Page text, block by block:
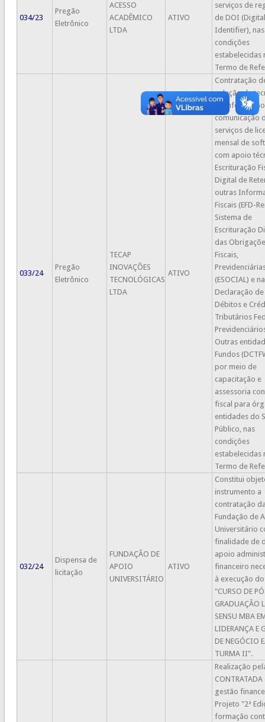
034/23
Pregão
Eletrônico
ACESSO
ACADÊMICO
LTDA
ATIVO
serviços de
de DOI
Identifier), nas
condições
estabelecidas
Termo de
033/24
Pregão
Eletrônico
TECAP
INOVAÇÕES
TECNOLÓGICAS
LTDA
ATIVO
Contratação
solução de
da
comunicação
serviços de
mensal de
com apoio
Escrituração
Digital de
outras
Fiscais (EFD-
Sistema de
Escrituração
das
Fiscais,
(ESOCIAL) e na
Declaração de
Débitos e
Tributários
Outras
Fundos
por meio de
capacitação e
assessoria
fiscal para
entidades do
Público, nas
condições
estabelecidas
Termo de
032/24
Dispensa de
licitação
FUNDAÇÃO DE
APOIO
UNIVERSITÁRIO
ATIVO
Constitui
instrumento a
contratação
Fundação de
Universitário
finalidade de
apoio
financeiro
à execução
"CURSO DE
GRADUAÇÃO
SENSU MBA
LIDERANÇA E
DE NEGÓCIO
TURMA II".
Realização
CONTRATADA
gestão
Projeto "2ª
formação